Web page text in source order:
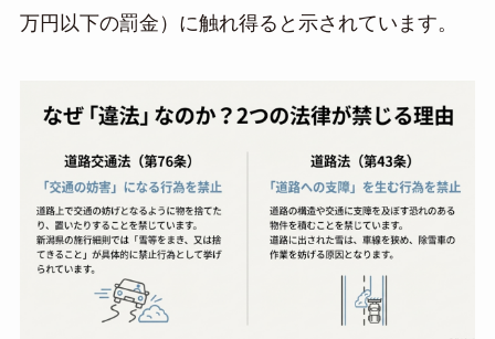
万円以下の罰金）に触れ得ると示されています。